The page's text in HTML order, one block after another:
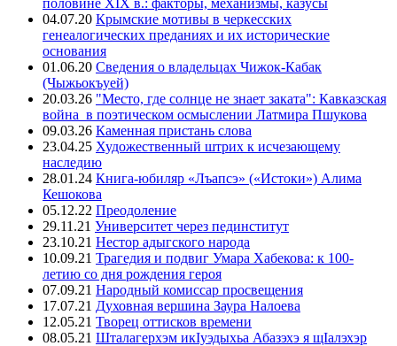
04.07.20 Крымские мотивы в черкесских
генеалогических преданиях и их исторические
основания
01.06.20 Сведения о владельцах Чижок-Кабак
(Чыжьокъуей)
20.03.26 "Место, где солнце не знает заката": Кавказская
война в поэтическом осмыслении Латмира Пшукова
09.03.26 Каменная пристань слова
23.04.25 Художественный штрих к исчезающему
наследию
28.01.24 Книга-юбиляр «Лъапсэ» («Истоки») Алима
Кешокова
05.12.22 Преодоление
29.11.21 Университет через пединститут
23.10.21 Нестор адыгского народа
10.09.21 Трагедия и подвиг Умара Хабекова: к 100-
летию со дня рождения героя
07.09.21 Народный комиссар просвещения
17.07.21 Духовная вершина Заура Налоева
12.05.21 Творец оттисков времени
08.05.21 Шталагерхэм икIуэдыхьа Абазэхэ я щIалэхэр